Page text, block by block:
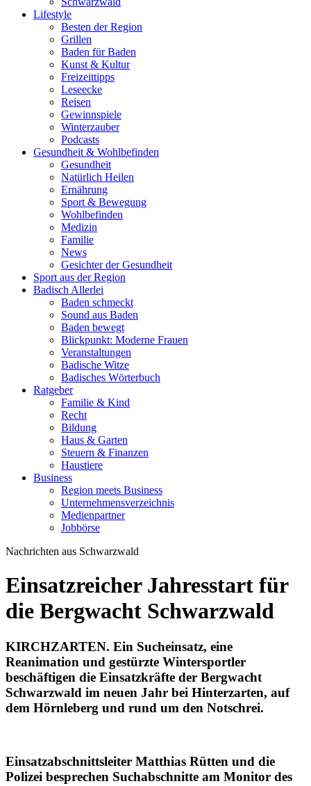
Lifestyle
Besten der Region
Grillen
Baden für Baden
Kunst & Kultur
Freizeittipps
Leseecke
Reisen
Gewinnspiele
Winterzauber
Podcasts
Gesundheit & Wohlbefinden
Gesundheit
Natürlich Heilen
Ernährung
Sport & Bewegung
Wohlbefinden
Medizin
Familie
News
Gesichter der Gesundheit
Sport aus der Region
Badisch Allerlei
Baden schmeckt
Sound aus Baden
Baden bewegt
Blickpunkt: Moderne Frauen
Veranstaltungen
Badische Witze
Badisches Wörterbuch
Ratgeber
Familie & Kind
Recht
Bildung
Haus & Garten
Steuern & Finanzen
Haustiere
Business
Region meets Business
Unternehmensverzeichnis
Medienpartner
Jobbörse
Nachrichten aus Schwarzwald
Einsatzreicher Jahresstart für
die Bergwacht Schwarzwald
KIRCHZARTEN. Ein Sucheinsatz, eine
Reanimation und gestürzte Wintersportler
beschäftigen die Einsatzkräfte der Bergwacht
Schwarzwald im neuen Jahr bei Hinterzarten, auf
dem Hörnleberg und rund um den Notschrei.
Einsatzabschnittsleiter Matthias Rütten und die
Polizei besprechen Suchabschnitte am Monitor des